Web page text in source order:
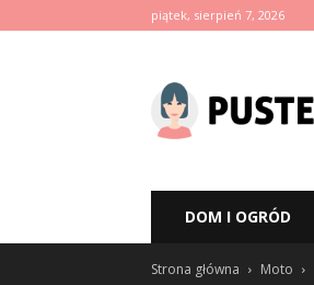
piątek, sierpień 7, 2026
DOM I OGRÓD
Strona główna Moto